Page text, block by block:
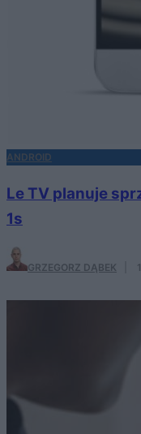
ANDROID
Le TV planuje
1s
GRZEGORZ DĄBEK